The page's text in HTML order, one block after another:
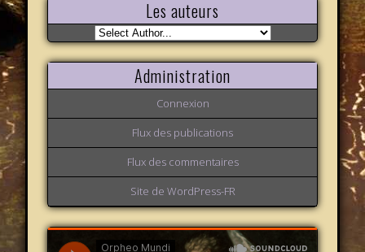
Les auteurs
Administration
Connexion
Flux des publications
Flux des commentaires
Site de WordPress-FR